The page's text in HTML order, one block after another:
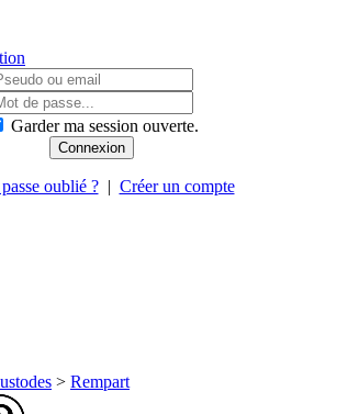
Garder ma session ouverte.
oublié ?| Créer un compte
> Rempart